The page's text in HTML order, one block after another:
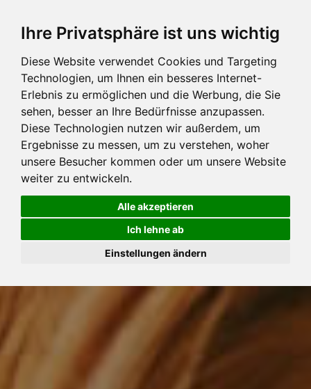
Ihre Privatsphäre ist uns wichtig
Diese Website verwendet Cookies und Targeting
Technologien, um Ihnen ein besseres Internet-
Erlebnis zu ermöglichen und die Werbung, die Sie
sehen, besser an Ihre Bedürfnisse anzupassen.
Diese Technologien nutzen wir außerdem, um
Ergebnisse zu messen, um zu verstehen, woher
unsere Besucher kommen oder um unsere Website
weiter zu entwickeln.
Alle akzeptieren
Ich lehne ab
Einstellungen ändern